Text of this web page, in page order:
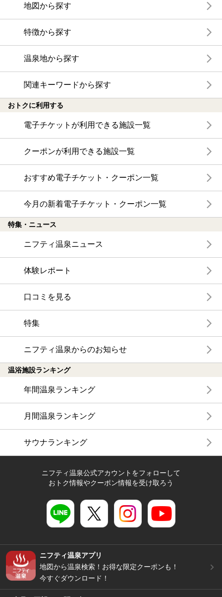
地図から探す
特徴から探す
温泉地から探す
関連キーワードから探す
おトクに利用する
電子チケットが利用できる施設一覧
クーポンが利用できる施設一覧
おすすめ電子チケット・クーポン一覧
今月の新着電子チケット・クーポン一覧
特集・ニュース
ニフティ温泉ニュース
体験レポート
口コミを見る
特集
ニフティ温泉からのお知らせ
温浴施設ランキング
年間温泉ランキング
月間温泉ランキング
サウナランキング
ニフティ温泉公式アカウントをフォローして
おトク情報やクーポン情報を受け取ろう
ニフティ温泉アプリ
地図から温泉検索！お得な限定クーポンも！
今すぐダウンロード！